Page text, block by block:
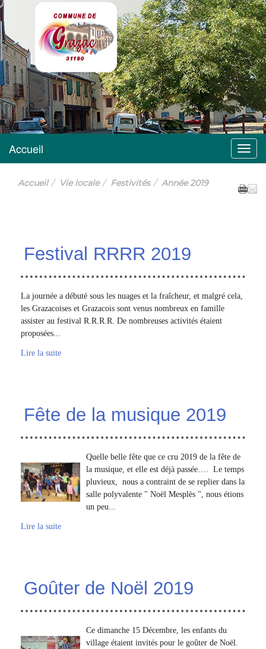
Grazac
Menu
Accueil
Accueil Vie locale Festivités Année 2019
Festival RRRR 2019
La journée a débuté sous les nuages et la fraîcheur, et malgré cela,
les Grazacoises et Grazacois sont venus nombreux en famille
assister au festival R.R.R.R. De nombreuses activités étaient
proposées...
Lire la suite
Fête de la musique 2019
Quelle belle fête que ce cru 2019 de la fête de
la musique, et elle est déjà passée…. Le temps
pluvieux, nous a contraint de se replier dans la
salle polyvalente " Noël Mesplès ", nous étions
un peu...
Lire la suite
Goûter de Noël 2019
Ce dimanche 15 Décembre, les enfants du
village étaient invités pour le goûter de Noël.